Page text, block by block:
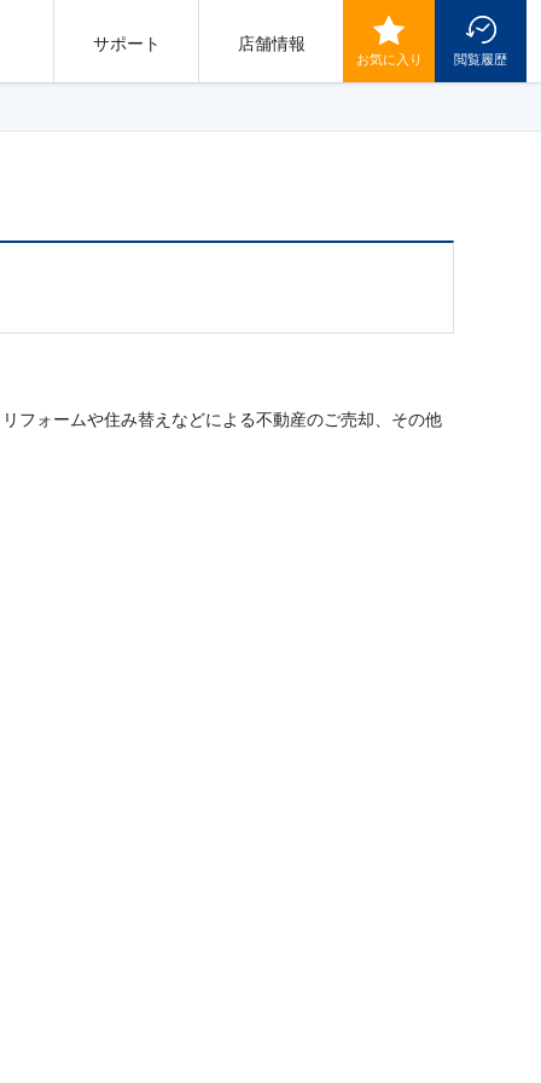
サポート 店舗情報
お気に入り 閲覧履歴
フォームや住み替えなどによる不動産のご売却、その他